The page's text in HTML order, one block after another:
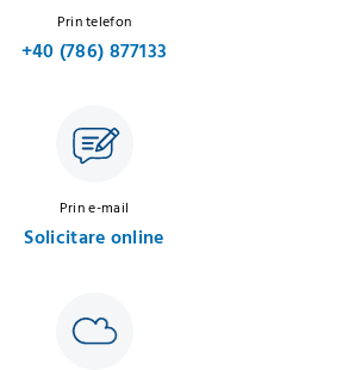
Prin telefon
+40 (786) 877133
Prin e-mail
Solicitare online